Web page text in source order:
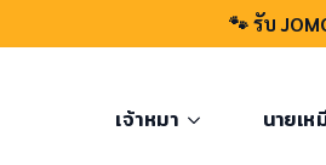
🐾 รับ
เจ้าหมา นายเห